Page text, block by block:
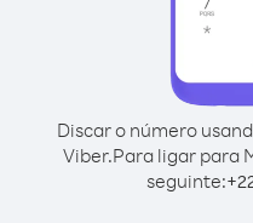
Discar o número
Viber.Para ligar para
seguinte:+